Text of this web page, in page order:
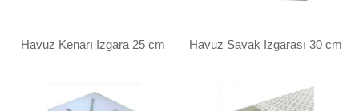
Havuz Kenarı Izgara 25 cm Havuz Savak Izgarası 30 cm